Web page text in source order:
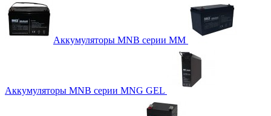
Аккумуляторы MNB серии MM
Аккумуляторы MNB серии MNG GEL